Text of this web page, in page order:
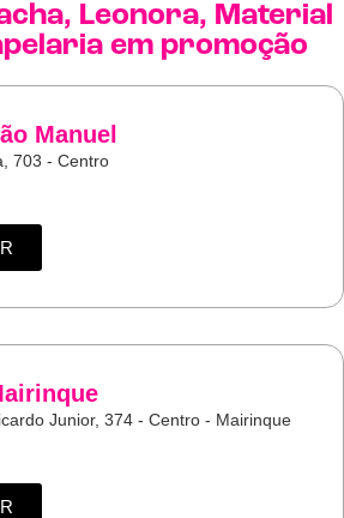
, Leonora, Material
em promoção
Manuel
703 - Centro
Junior, 374 - Centro - Mairinque